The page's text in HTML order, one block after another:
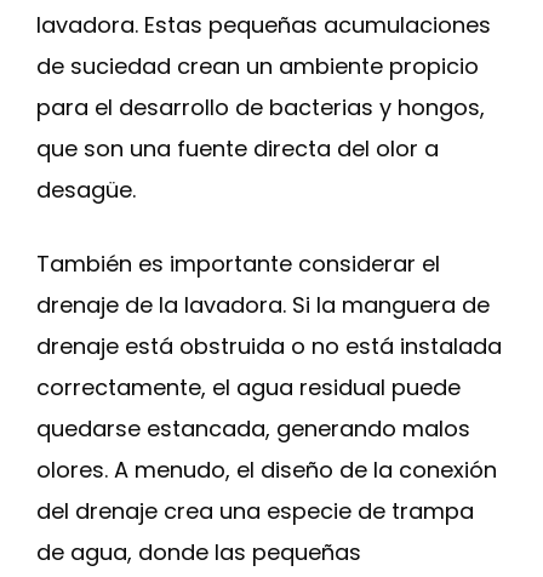
lavadora. Estas pequeñas acumulaciones
de suciedad crean un ambiente propicio
para el desarrollo de bacterias y hongos,
que son una fuente directa del olor a
desagüe.
También es importante considerar el
drenaje de la lavadora. Si la manguera de
drenaje está obstruida o no está instalada
correctamente, el agua residual puede
quedarse estancada, generando malos
olores. A menudo, el diseño de la conexión
del drenaje crea una especie de trampa
de agua, donde las pequeñas